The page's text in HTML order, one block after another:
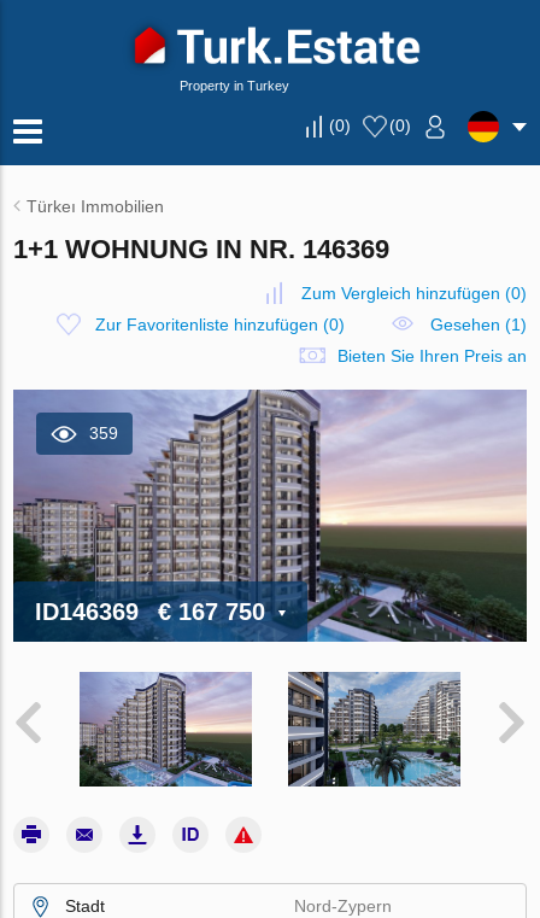
Property in Turkey
(0) (0)
Türkeı Immobilien
1+1 WOHNUNG IN NR. 146369
Zum Vergleich hinzufügen (0)
Zur Favoritenliste hinzufügen (0)
Gesehen (1)
Bieten Sie Ihren Preis an
359
ID146369 € 167 750
Stadt
Nord-Zypern